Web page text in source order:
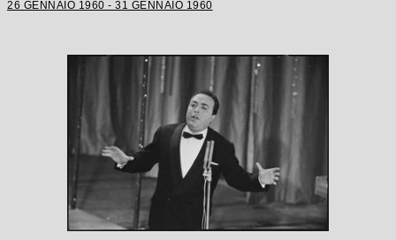
26 GENNAIO 1960 - 31 GENNAIO 1960